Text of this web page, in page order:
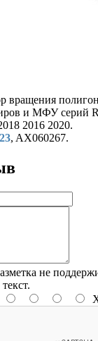
вращения
и МФУ серий
2016 2020.
, AX060267.
не